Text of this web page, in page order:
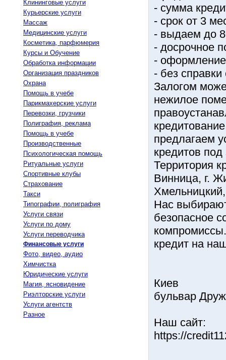
Клининговые услуги
Курьерские услуги
Массаж
Медицинские услуги
Косметика, парфюмерия
Курсы и Обучение
Обработка информации
Организация праздников
Охрана
Помощь в учебе
Парикмахерские услуги
Перевозки, грузчики
Полиграфия, реклама
Помощь в учебе
Производственные
Психологическая помощь
Ритуальные услуги
Спортивные клубы
Страхование
Такси
Типографии, полиграфия
Услуги связи
Услуги по дому
Услуги переводчика
Финансовые услуги
Фото, видео, аудио
Химчистка
Юридические услуги
Магия, ясновидение
Риэлторские услуги
Услуги агентств
Разное
- сумма
- срок от 3
- выдаем до
- досрочное
-
- без
Залогом
нежилое
предлагаем
кредитов
Территория
Винница, г.
Нас
безопасное
кредит на
Киев
бульвар
Наш сайт:
https://